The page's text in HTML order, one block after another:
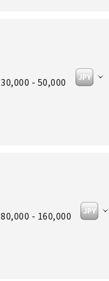
30,000 - 50,000
80,000 - 160,000